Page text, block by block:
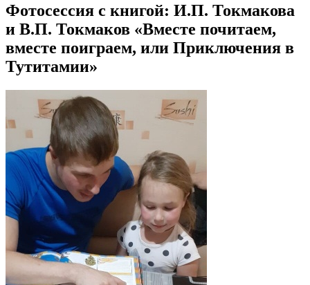
Фотосессия с книгой: И.П. Токмакова
и В.П. Токмаков «Вместе почитаем,
вместе поиграем, или Приключения в
Тутитамии»